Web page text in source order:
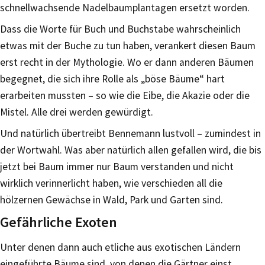
schnellwachsende Nadelbaumplantagen ersetzt worden.
Dass die Worte für Buch und Buchstabe wahrscheinlich
etwas mit der Buche zu tun haben, verankert diesen Baum
erst recht in der Mythologie. Wo er dann anderen Bäumen
begegnet, die sich ihre Rolle als „böse Bäume“ hart
erarbeiten mussten – so wie die Eibe, die Akazie oder die
Mistel. Alle drei werden gewürdigt.
Und natürlich übertreibt Bennemann lustvoll – zumindest in
der Wortwahl. Was aber natürlich allen gefallen wird, die bis
jetzt bei Baum immer nur Baum verstanden und nicht
wirklich verinnerlicht haben, wie verschieden all die
hölzernen Gewächse in Wald, Park und Garten sind.
Gefährliche Exoten
Unter denen dann auch etliche aus exotischen Ländern